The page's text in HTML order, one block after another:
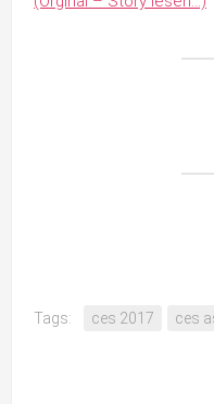
Tags: ces 2017 ces